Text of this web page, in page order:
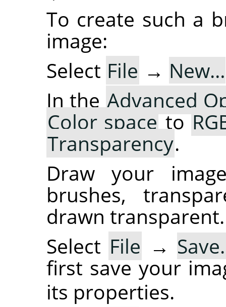
To create such a
image:
Select File → New…
In the Advanced
Color spaceto
Transparency.
Draw your
brushes,
drawn transparent.
Select File →
first save your
its properties.